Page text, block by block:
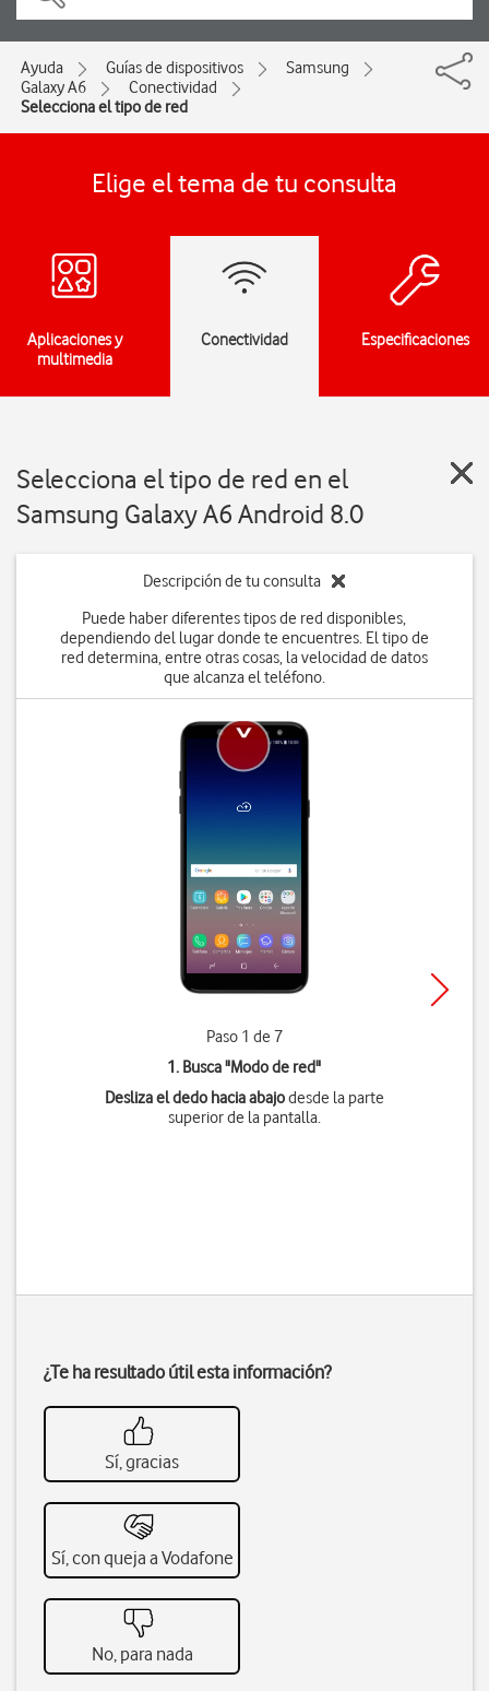
Ayuda Guías de dispositivos
Samsung
Galaxy A6
Conectividad
Selecciona el tipo de red
Elige el tema de tu consulta
Aplicaciones y
multimedia
Conectividad Especificaciones
Selecciona el tipo de red en el
Samsung Galaxy A6 Android 8.0
Descripción de tu consulta
Puede haber diferentes tipos de red disponibles,
dependiendo del lugar donde te encuentres. El tipo de
red determina, entre otras cosas, la velocidad de datos
que alcanza el teléfono.
Paso 1 de 7
1. Busca "Modo de red"
Desliza el dedo hacia abajodesde la parte
superior de la pantalla.
¿Te ha resultado útil esta información?
Sí, gracias
Sí, con queja a Vodafone
No, para nada